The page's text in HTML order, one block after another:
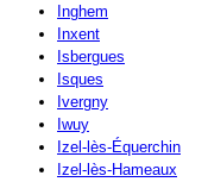
Inghem
Inxent
Isbergues
Isques
Ivergny
Iwuy
Izel-lès-Équerchin
Izel-lès-Hameaux